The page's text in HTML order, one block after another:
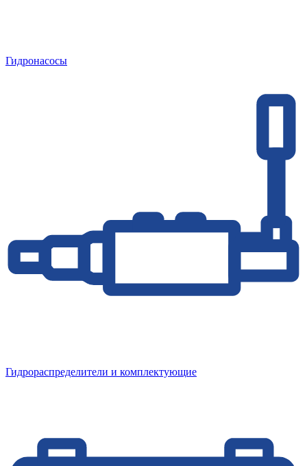
Гидронасосы
Гидрораспределители и комплектующие